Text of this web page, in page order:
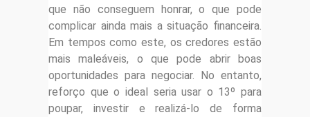
que não conseguem honrar, o que pode
complicar ainda mais a situação financeira.
Em tempos como este, os credores estão
mais maleáveis, o que pode abrir boas
oportunidades para negociar. No entanto,
reforço que o ideal seria usar o 13º para
poupar, investir e realizá-lo de forma